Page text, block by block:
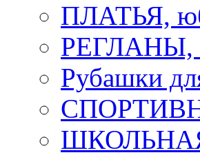
ПЛАТЬЯ,
РЕГЛАНЫ,
Рубашки